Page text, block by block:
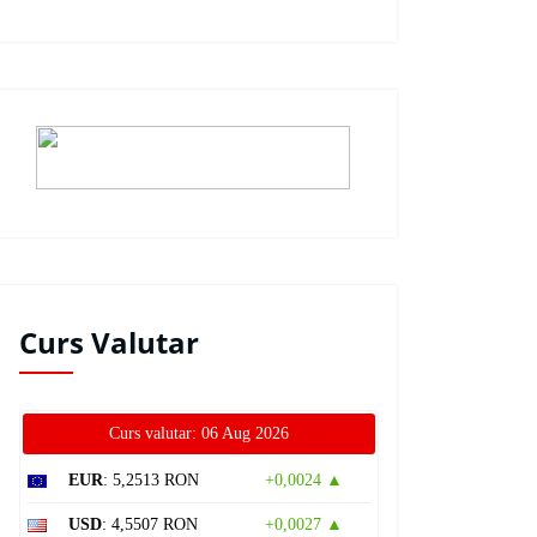
Curs Valutar
Curs valutar: 06 Aug 2026
EUR: 5,2513 RON +0,0024 ▲
USD: 4,5507 RON +0,0027 ▲